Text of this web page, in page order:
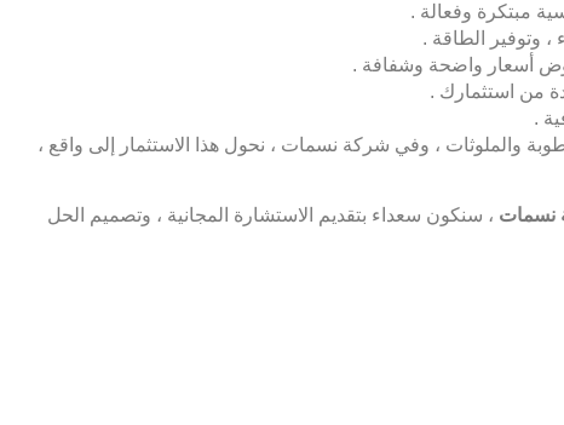
مبتكرة وفعالة .
وتوفير الطاقة .
أسعار واضحة وشفافة .
من استثمارك .
.
والملوثات ، وفي شركة نسمات ، نحول هذا الاستثمار إلى واقع ،
نسمات ، سنكون سعداء بتقديم الاستشارة المجانية ، وتصميم الحل